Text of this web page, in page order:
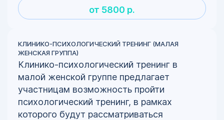
от 5800 р.
КЛИНИКО-ПСИХОЛОГИЧЕСКИЙ ТРЕНИНГ (МАЛАЯ
ЖЕНСКАЯ ГРУППА)
Клинико-психологический тренинг в
малой женской группе предлагает
участницам возможность пройти
психологический тренинг, в рамках
которого будут рассматриваться